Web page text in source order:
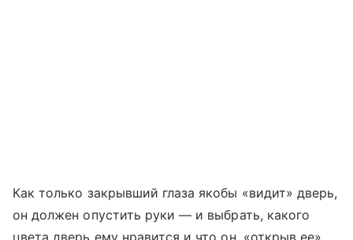
Как только закрывший глаза якобы «видит» дверь,
он должен опустить руки — и выбрать, какого